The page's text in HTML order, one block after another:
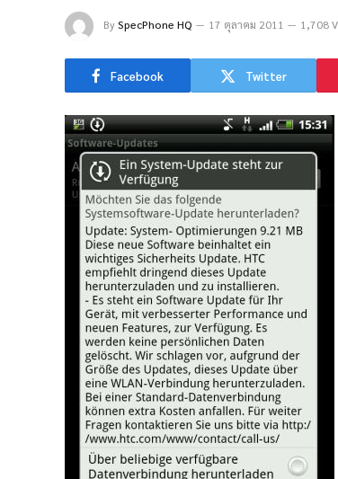
BySpecPhone HQ 17 ตุลาคม 2011 1,708
Facebook Twitter